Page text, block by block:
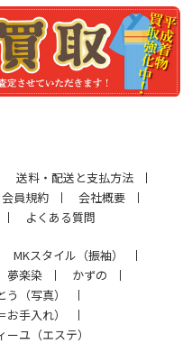
送料・配送と支払方法
会員規約
会社概要
よくある質問
MKスタイル（振袖）
夢楽染
かずの
（写真）
手入れ）
ユ（エステ）